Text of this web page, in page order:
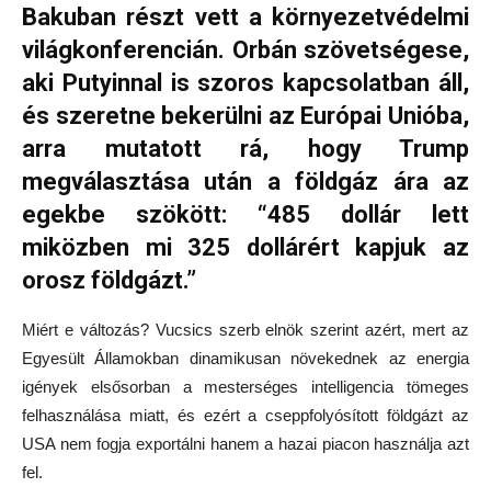
Bakuban részt vett a környezetvédelmi
világkonferencián. Orbán szövetségese,
aki Putyinnal is szoros kapcsolatban áll,
és szeretne bekerülni az Európai Unióba,
arra mutatott rá, hogy Trump
megválasztása után a földgáz ára az
egekbe szökött: “485 dollár lett
miközben mi 325 dollárért kapjuk az
orosz földgázt.”
Miért e változás? Vucsics szerb elnök szerint azért, mert az
Egyesült Államokban dinamikusan növekednek az energia
igények elsősorban a mesterséges intelligencia tömeges
felhasználása miatt, és ezért a cseppfolyósított földgázt az
USA nem fogja exportálni hanem a hazai piacon használja azt
fel.